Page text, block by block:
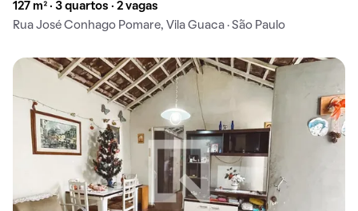
127 m² · 3 quartos · 2 vagas
Rua José Conhago Pomare, Vila Guaca · São Paulo